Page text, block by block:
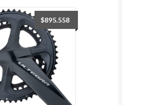
$895.558